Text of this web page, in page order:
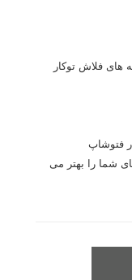
های فلاش توکار
شما را بهتر می